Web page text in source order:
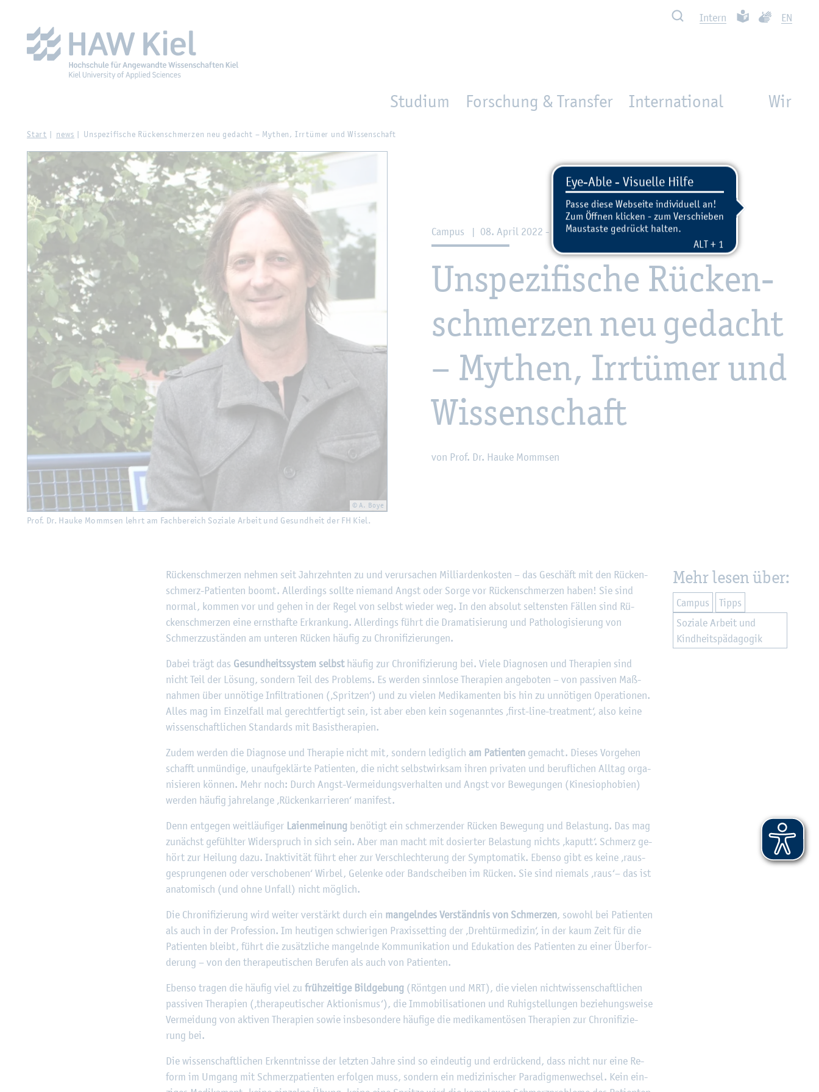
Such­ben In­tern Leich­te Spra­che
EN
Studium Forschung & Transfer International Wir
Start news Un­spe­zi­fi­sche Rü­cken­schmer­zen neu ge­dacht – My­then, Irr­tü­mer und Wis­sen­schaft
© A. Boye
Prof. Dr. Hauke Momm­sen lehrt am Fach­be­reich So­zia­le Ar­beit und Ge­sund­heit der FH Kiel.
Cam­pus | 08. April 2022 - 09:00
Un­spe­zi­fi­sche Rü­cken­
schmer­zen neu ge­dacht
– My­then, Irr­tü­mer und
Wis­sen­schaft
von Prof. Dr. Hauke Momm­sen
Rü­cken­schmer­zen neh­men seit Jahr­zehn­ten zu und ver­ur­sa­chen Mil­li­ar­den­kos­ten – das Ge­schäft mit den Rü­cken­
schmerz-Pa­ti­en­ten boomt. Al­ler­dings soll­te nie­mand Angst oder Sorge vor Rü­cken­schmer­zen haben! Sie sind
nor­mal, kom­men vor und gehen in der Regel von selbst wie­der weg. In den ab­so­lut sel­tens­ten Fäl­len sind Rü­
cken­schmer­zen eine ernst­haf­te Er­kran­kung. Al­ler­dings führt die Dra­ma­ti­sie­rung und Pa­tho­lo­gi­sie­rung von
Schmerz­zu­stän­den am un­te­ren Rü­cken häu­fig zu Chro­ni­fi­zie­run­gen.
Dabei trägt das Ge­sund­heits­sys­tem selbsthäu­fig zur Chro­ni­fi­zie­rung bei. Viele Dia­gno­sen und The­ra­pi­en sind
nicht Teil der Lö­sung, son­dern Teil des Pro­blems. Es wer­den sinn­lo­se The­ra­pi­en an­ge­bo­ten – von pas­si­ven Maß­
nah­men über un­nö­ti­ge In­fil­tra­tio­nen (‚Sprit­zen‘) und zu vie­len Me­di­ka­men­ten bis hin zu un­nö­ti­gen Ope­ra­tio­nen.
Alles mag im Ein­zel­fall mal ge­recht­fer­tigt sein, ist aber eben kein so­ge­nann­tes ‚first-line-treat­ment‘, also keine
wis­sen­schaft­li­chen Stan­dards mit Ba­sis­the­ra­pi­en.
Zudem wer­den die Dia­gno­se und The­ra­pie nicht mit, son­dern le­dig­lich am Pa­ti­en­ten ge­macht. Die­ses Vor­ge­hen
schafft un­mün­di­ge, un­auf­ge­klär­te Pa­ti­en­ten, die nicht selbst­wirk­sam ihren pri­va­ten und be­ruf­li­chen All­tag or­ga­
ni­sie­ren kön­nen. Mehr noch: Durch Angst-Ver­mei­dungs­ver­hal­ten und Angst vor Be­we­gun­gen (Ki­ne­sio­pho­bi­en)
wer­den häu­fig jah­re­lan­ge ‚Rü­cken­kar­rie­ren‘ ma­ni­fest.
Denn ent­ge­gen weit­läu­fi­ger Lai­en­mei­nung be­nö­tigt ein schmer­zen­der Rü­cken Be­we­gung und Be­las­tung. Das mag
zu­nächst ge­fühl­ter Wi­der­spruch in sich sein. Aber man macht mit do­sier­ter Be­las­tung nichts ‚ka­putt‘. Schmerz ge­
hört zur Hei­lung dazu. In­ak­ti­vi­tät führt eher zur Ver­schlech­te­rung der Sym­pto­ma­tik. Eben­so gibt es keine ‚raus­
ge­sprun­ge­nen oder ver­scho­be­nen‘ Wir­bel, Ge­len­ke oder Band­schei­ben im Rü­cken. Sie sind nie­mals ‚raus‘– das ist
ana­to­misch (und ohne Un­fall) nicht mög­lich.
Die Chro­ni­fi­zie­rung wird wei­ter ver­stärkt durch ein man­geln­des Ver­ständ­nis von Schmer­zen, so­wohl bei Pa­ti­en­ten
als auch in der Pro­fes­si­on. Im heu­ti­gen schwie­ri­gen Pra­xis­se­t­ting der ‚Dreh­tür­me­di­zin‘, in der kaum Zeit für die
Pa­ti­en­ten bleibt, führt die zu­sätz­li­che man­geln­de Kom­mu­ni­ka­ti­on und Edu­ka­ti­on des Pa­ti­en­ten zu einer Über­for­
de­rung – von den the­ra­peu­ti­schen Be­ru­fen als auch von Pa­ti­en­ten.
Eben­so tra­gen die häu­fig viel zu früh­zei­ti­ge Bild­ge­bung (Rönt­gen und MRT), die vie­len nicht­wis­sen­schaft­li­chen
pas­si­ven The­ra­pi­en (‚the­ra­peu­ti­scher Ak­tio­nis­mus‘), die Im­mo­bi­li­sa­tio­nen und Ru­hig­stel­lun­gen be­zie­hungs­wei­se
Ver­mei­dung von ak­ti­ven The­ra­pi­en sowie ins­be­son­de­re häu­fi­ge die me­di­ka­men­tö­sen The­ra­pi­en zur Chro­ni­fi­zie­
rung bei.
Die wis­sen­schaft­li­chen Er­kennt­nis­se der letz­ten Jahre sind so ein­deu­tig und er­drü­ckend, dass nicht nur eine Re­
form im Um­gang mit Schmerz­pa­ti­en­ten er­fol­gen muss, son­dern ein me­di­zi­ni­scher Pa­ra­dig­men­wech­sel. Kein ein­
©Fach­hoch­schu­le Kiel Mehr lesen über:
Cam­pus
Tipps
So­zia­le Ar­beit und
Kind­heits­päd­ago­gik